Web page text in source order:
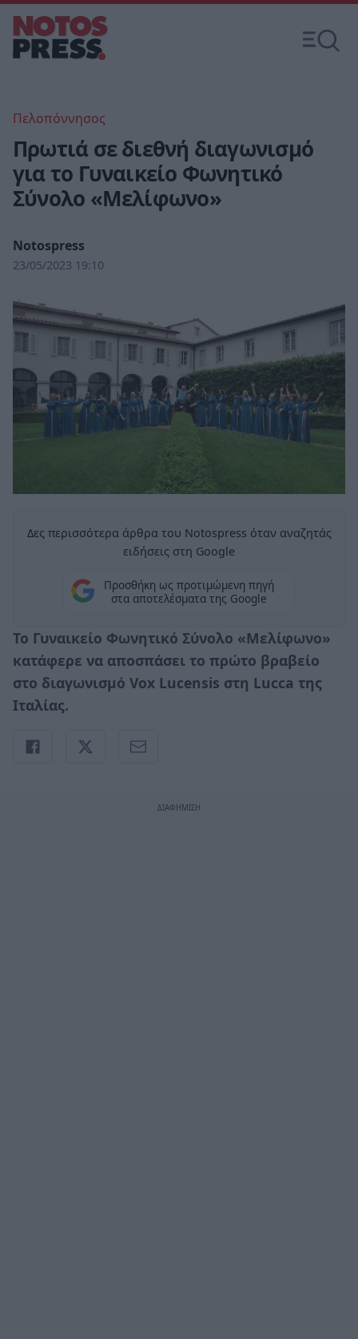
Πελοπόννησος
Πρωτιά σε διεθνή διαγωνισμό
για το Γυναικείο Φωνητικό
Σύνολο «Μελίφωνο»
Notospress
23/05/2023 19:10
Δες περισσότερα άρθρα του Notospress όταν αναζητάς
ειδήσεις στη Google
Προσθήκη ως προτιμώμενη πηγή
στα αποτελέσματα της Google
Το Γυναικείο Φωνητικό Σύνολο «Μελίφωνο»
κατάφερε να αποσπάσει το πρώτο βραβείο
στο διαγωνισμό Vox Lucensis στη Lucca της
Ιταλίας.